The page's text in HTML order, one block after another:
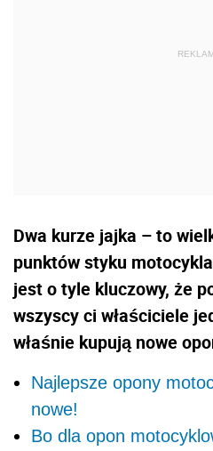
Dwa kurze jajka – to
punktów styku
jest o tyle kluczowy, że
wszyscy ci właściciele
właśnie kupują nowe
Najlepsze opony
nowe!
Bo dla opon